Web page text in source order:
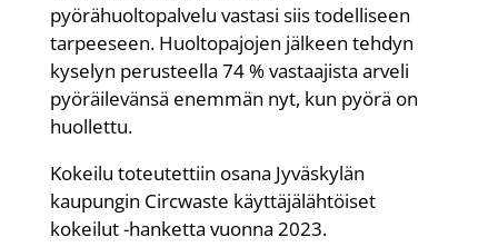
pyörähuoltopalvelu vastasi siis todelliseen
tarpeeseen. Huoltopajojen jälkeen tehdyn
kyselyn perusteella 74 % vastaajista arveli
pyöräilevänsä enemmän nyt, kun pyörä on
huollettu.
Kokeilu toteutettiin osana Jyväskylän
kaupungin Circwaste käyttäjälähtöiset
kokeilut -hanketta vuonna 2023.